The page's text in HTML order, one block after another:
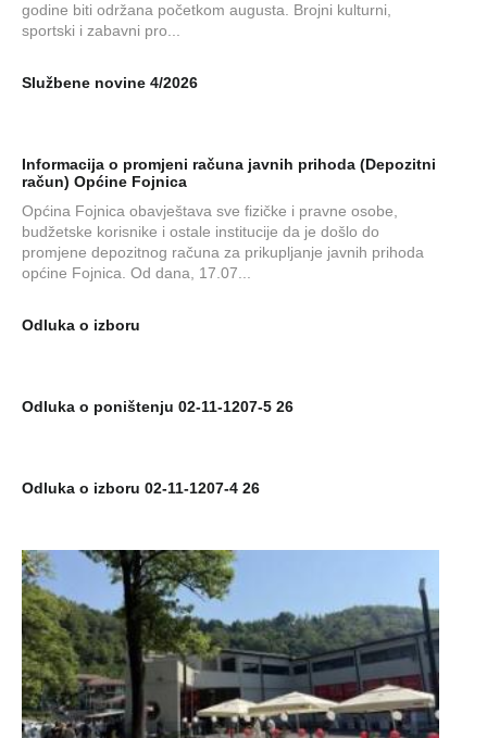
godine biti održana početkom augusta. Brojni kulturni,
sportski i zabavni pro...
Službene novine 4/2026
Informacija o promjeni računa javnih prihoda (Depozitni
račun) Općine Fojnica
Općina Fojnica obavještava sve fizičke i pravne osobe,
budžetske korisnike i ostale institucije da je došlo do
promjene depozitnog računa za prikupljanje javnih prihoda
općine Fojnica. Od dana, 17.07...
Odluka o izboru
Odluka o poništenju 02-11-1207-5 26
Odluka o izboru 02-11-1207-4 26